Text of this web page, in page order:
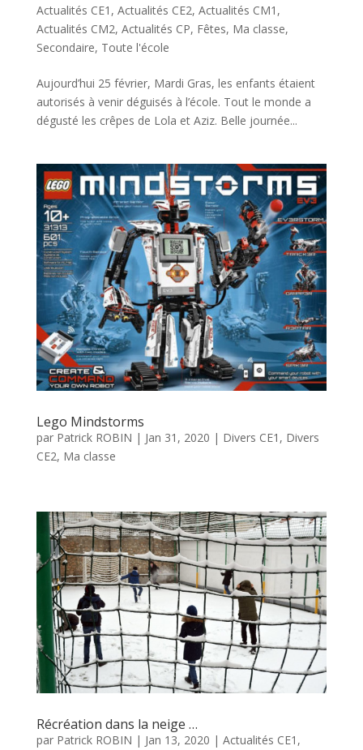
Actualités CE1 , Actualités CE2, Actualités CM1 ,
Actualités CM2, Actualités CP, Fêtes, Ma classe,
Secondaire, Toute l'école
Aujourd’hui 25 février, Mardi Gras, les enfants étaient
autorisés à venir déguisés à l’école. Tout le monde a
dégusté les crêpes de Lola et Aziz. Belle journée...
Lego Mindstorms
par Patrick ROBIN | Jan 31, 2020 | Divers CE1 , Divers
CE2, Ma classe
Récréation dans la neige …
par Patrick ROBIN | Jan 13, 2020 | Actualités CE1 ,